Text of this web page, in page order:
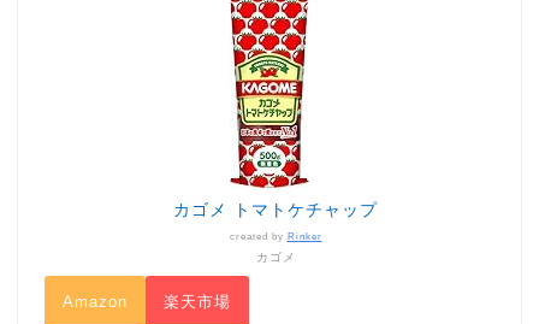
カゴメ トマトケチャップ
created by Rinker
カゴメ
Amazon 楽天市場